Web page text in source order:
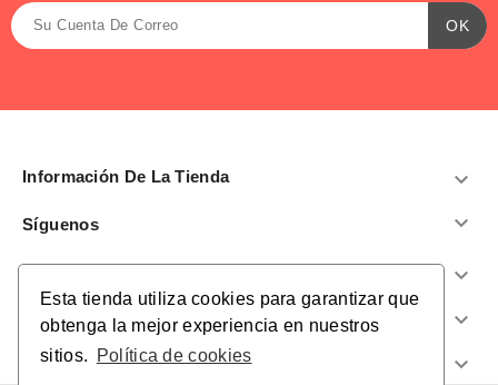
Esta tienda utiliza cookies para garantizar que
obtenga la mejor experiencia en nuestros
sitios.
Política de cookies
Información De La Tienda 
Síguenos 

Nuestra Empresa 
¿Te Ayudamos? 